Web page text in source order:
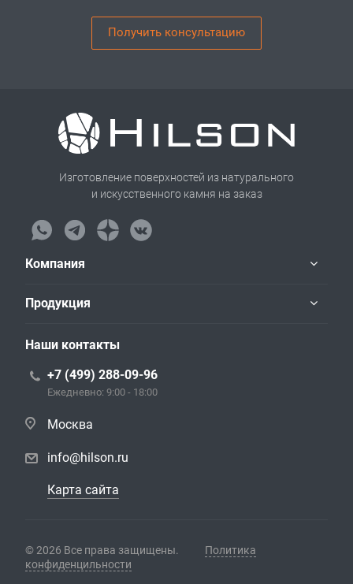
Получить консультацию
Изготовление поверхностей из натурального
и искусственного камня на заказ
Компания
Продукция
Наши контакты
+7 (499) 288-09-96
Ежедневно: 9:00 - 18:00
Москва
info@hilson.ru
Карта сайта
© 2026 Все права защищены.
Политика
конфиденцильности